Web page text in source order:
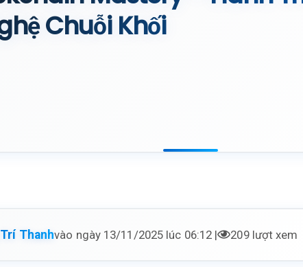
Chuỗi Khối
Thanhvào ngày 13/11/2025 lúc 06:12 | 209 lượt xem